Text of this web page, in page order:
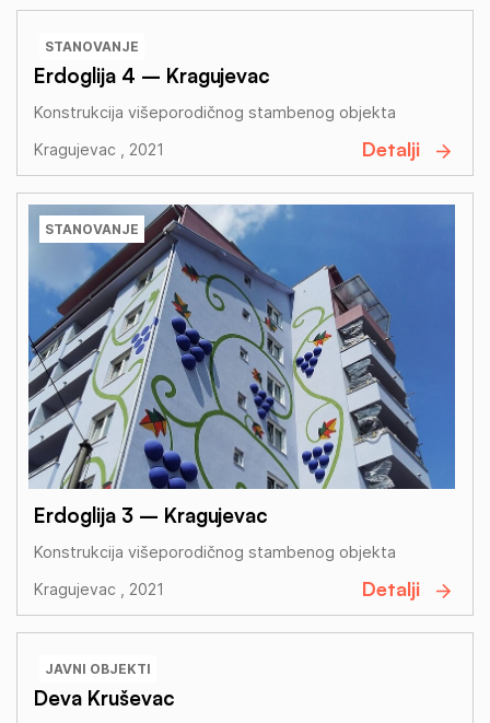
STANOVANJE
Erdoglija 4 – Kragujevac
Konstrukcija višeporodičnog stambenog objekta
Kragujevac , 2021
Detalji
STANOVANJE
Erdoglija 3 – Kragujevac
Konstrukcija višeporodičnog stambenog objekta
Kragujevac , 2021
Detalji
JAVNI OBJEKTI
Deva Kruševac